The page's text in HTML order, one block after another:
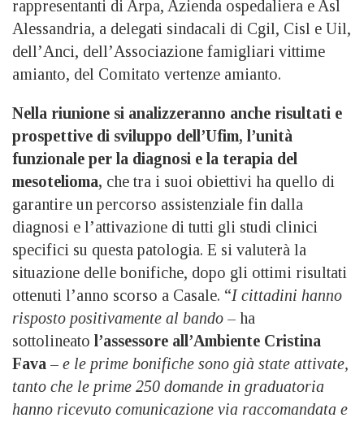
rappresentanti di Arpa, Azienda ospedaliera e Asl
Alessandria, a delegati sindacali di Cgil, Cisl e Uil,
dell’Anci, dell’Associazione famigliari vittime
amianto, del Comitato vertenze amianto.
Nella riunione si analizzeranno anche risultati e
prospettive di sviluppo dell’Ufim, l’unità
funzionale per la diagnosi e la terapia del
mesotelioma, che tra i suoi obiettivi ha quello di
garantire un percorso assistenziale fin dalla
diagnosi e l’attivazione di tutti gli studi clinici
specifici su questa patologia. E si valuterà la
situazione delle bonifiche, dopo gli ottimi risultati
ottenuti l’anno scorso a Casale. “I cittadini hanno
risposto positivamente al bando – ha
sottolineato l’assessore all’Ambiente Cristina
Fava – e le prime bonifiche sono già state attivate,
tanto che le prime 250 domande in graduatoria
hanno ricevuto comunicazione via raccomandata e